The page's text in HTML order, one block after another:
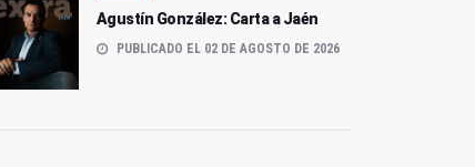
Agustín González: Carta a Jaén
PUBLICADO EL 02 DE AGOSTO DE 2026